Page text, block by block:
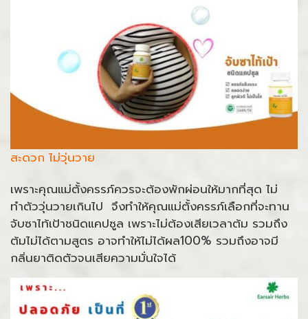
สะดวก ไม่วุ่นวาย
เพราะคุณแม่ตั้งครรภ์ควรจะต้องพักผ่อนให้มากที่สุด ไม่
ทำตัววุ่นวายเกินไป จึงทำให้คุณแม่ตั้งครรภ์เลือกที่จะทาน
จับซาไท้เป้าชนิดแคปซูล เพราะไม่ต้องเสียเวลาต้ม รวมถึง
ต้มไม่ได้ตามสูตร อาจทำให้ไม่ได้ผล100% รวมถึงอาจมี
กลิ่นยาติดตัวจนเสียความมั่นใจได้